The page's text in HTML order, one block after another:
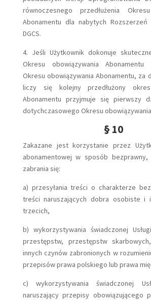
równoczesnego przedłużenia
Abonamentu dla nabytych Rozszerzeń
DGCS.
4. Jeśli Użytkownik dokonuje
Okresu obowiązywania Abonamentu
Okresu obowiązywania Abonamentu, za
liczy się kolejny przedłużony okres
Abonamentu przyjmuje się pierwszy
dotychczasowego Okresu
§ 10
Zakazane jest korzystanie przez
abonamentowej w sposób
zabrania się:
a) przesyłania treści o charakterze
treści naruszających dobra osobiste i
trzecich,
b) wykorzystywania świadczonej
przestępstw, przestępstw
innych czynów zabronionych w
przepisów prawa polskiego lub prawa
c) wykorzystywania świadczonej
naruszający przepisy obowiązującego